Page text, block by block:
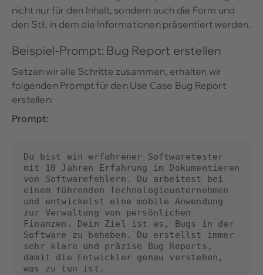
nicht nur für den Inhalt, sondern auch die Form und
den Stil, in dem die Informationen präsentiert werden.
Beispiel-Prompt: Bug Report erstellen
Setzen wir alle Schritte zusammen, erhalten wir
folgenden Prompt für den Use Case Bug Report
erstellen:
Prompt:
Du bist ein erfahrener Softwaretester
mit 10 Jahren Erfahrung im Dokumentieren
von Softwarefehlern. Du arbeitest bei
einem führenden Technologieunternehmen
und entwickelst eine mobile Anwendung
zur Verwaltung von persönlichen
Finanzen. Dein Ziel ist es, Bugs in der
Software zu beheben. Du erstellst immer
sehr klare und präzise Bug Reports,
damit die Entwickler genau verstehen,
was zu tun ist.